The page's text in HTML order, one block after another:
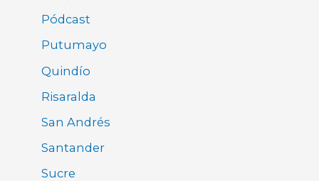
Pódcast
Putumayo
Quindío
Risaralda
San Andrés
Santander
Sucre